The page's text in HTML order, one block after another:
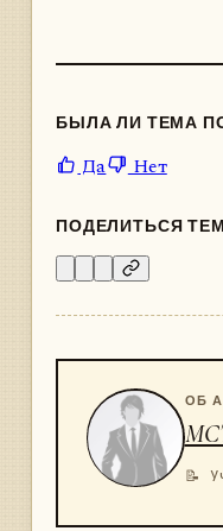
БЫЛА ЛИ ТЕМА
Да Нет
ПОДЕЛИТЬСЯ
ОБ
📝